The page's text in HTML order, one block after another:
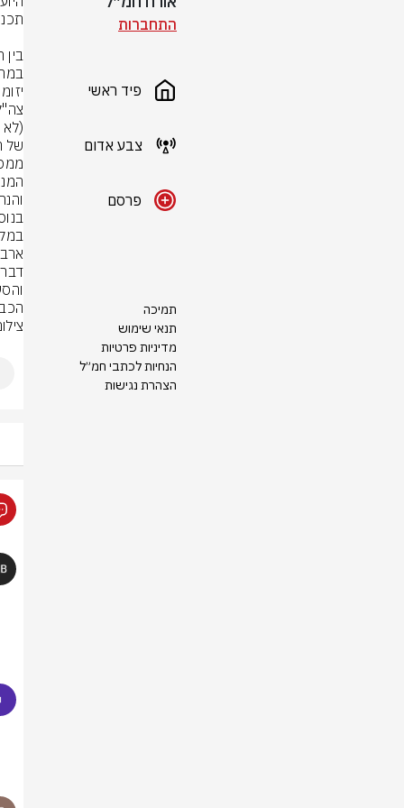
התחברות
פיד ראשי
צבע אדום
פרסם
תמיכה
תנאי שימוש
מדיניות פרטיות
הנחיות לכתבי חמ״ל
הצהרת נגישות